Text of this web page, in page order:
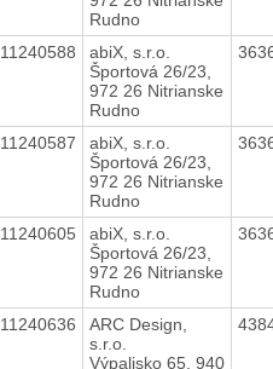
Rudno
11240588
abiX, s.r.o.
Športová 26/23,
972 26 Nitrianske
Rudno
11240587
abiX, s.r.o.
Športová 26/23,
972 26 Nitrianske
Rudno
11240605
abiX, s.r.o.
Športová 26/23,
972 26 Nitrianske
Rudno
11240636
ARC Design,
s.r.o.
Výpalisko 65, 940